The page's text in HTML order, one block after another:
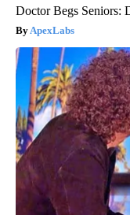
Doctor Begs Seniors:
ApexLabs